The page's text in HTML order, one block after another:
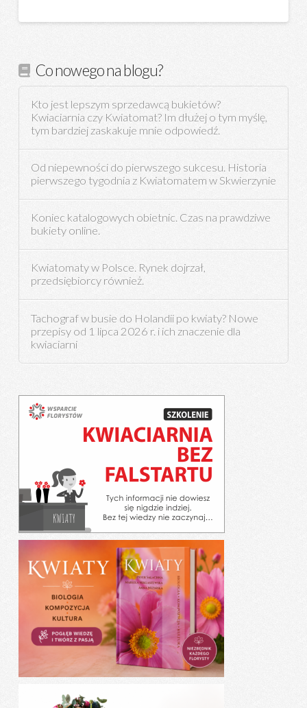
Co nowego na blogu?
Kto jest lepszym sprzedawcą bukietów?
Kwiaciarnia czy Kwiatomat? Im dłużej o tym myślę,
tym bardziej zaskakuje mnie odpowiedź.
Od niepewności do pierwszego sukcesu. Historia
pierwszego tygodnia z Kwiatomatem w Skwierzynie
Koniec katalogowych obietnic. Czas na prawdziwe
bukiety online.
Kwiatomaty w Polsce. Rynek dojrzał,
przedsiębiorcy również.
Tachograf w busie do Holandii po kwiaty? Nowe
przepisy od 1 lipca 2026 r. i ich znaczenie dla
kwiaciarni